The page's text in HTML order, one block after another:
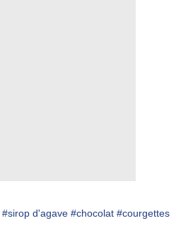
#sirop d'agave #chocolat #courgettes